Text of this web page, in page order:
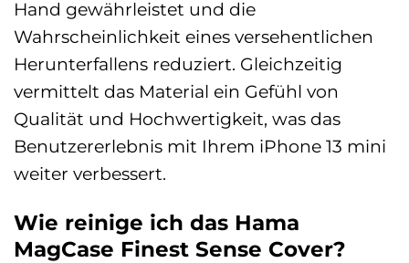
Hand gewährleistet und die
Wahrscheinlichkeit eines versehentlichen
Herunterfallens reduziert. Gleichzeitig
vermittelt das Material ein Gefühl von
Qualität und Hochwertigkeit, was das
Benutzererlebnis mit Ihrem iPhone 13 mini
weiter verbessert.
Wie reinige ich das Hama
MagCase Finest Sense Cover?